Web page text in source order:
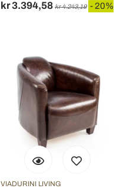
kr 3.394,58 kr 4.243,19 - 20%
VIADURINI LIVING